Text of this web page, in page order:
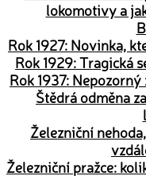
lokomotivy a
Rok 1927: Novinka,
Rok 1929: Tragická
Rok 1937:
Štědrá odměna
Železniční
Železniční pražce: